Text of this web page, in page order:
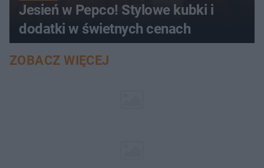
Jesień w Pepco! Stylowe kubki i
dodatki w świetnych cenach
ZOBACZ WIĘCEJ